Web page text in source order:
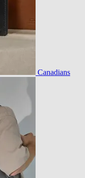
Canadians